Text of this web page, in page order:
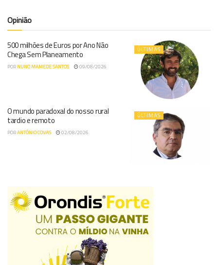
Opinião
ÚLTIMAS
500 milhões de Euros por Ano Não
Chega Sem Planeamento
POR NUNO MAMEDE SANTOS 09/08/2026
ÚLTIMAS
O mundo paradoxal do nosso rural
tardio e remoto
PORANTÓNIO COVAS 02/08/2026